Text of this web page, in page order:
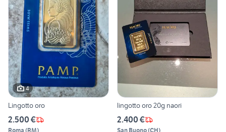
4
Lingotto oro
2.500 €
Roma (RM)
lingotto oro 20g naori
2.400 €
San Buono(CH)